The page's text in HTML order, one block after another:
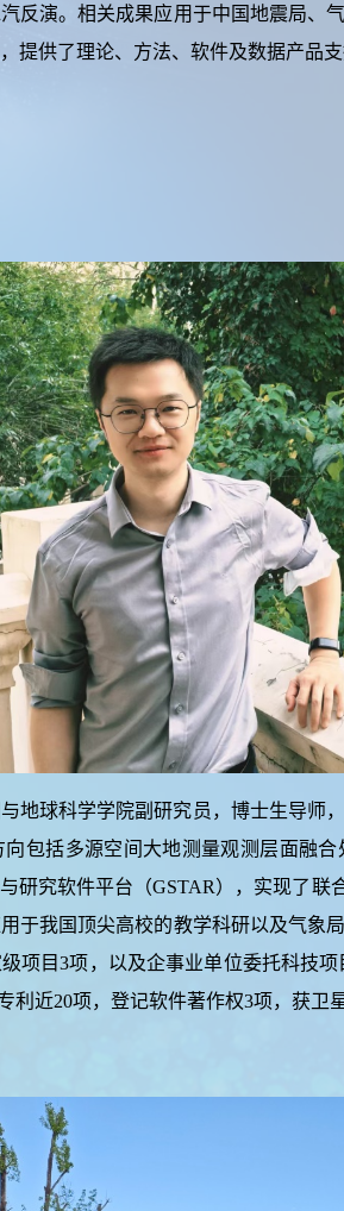
反演。相关成果应用于中国地震局
提供了理论、方法、软件及数据产品支
地球科学学院副研究员，博士生导师
包括多源空间大地测量观测层面融
研究软件平台（GSTAR），实现了
于我国顶尖高校的教学科研以及气象
项目3项，以及企事业单位委托科技
利近20项，登记软件著作权3项，获卫